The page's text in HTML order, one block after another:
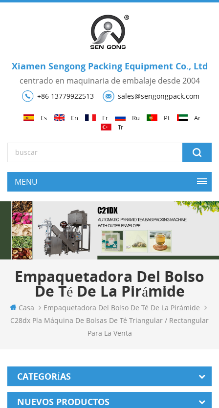
Xiamen Sengong Packing Equipment Co., Ltd
centrado en maquinaria de embalaje desde 2004
+86 13779922513 sales@sengongpack.com
Es En Fr Ru Pt
Ar
Tr
Empaquetadora Del Bolso
De Té De La Pirámide
Casa
Empaquetadora Del Bolso De Té De La Pirámide
C28dx Pla Máquina De Bolsas De Té Triangular / Rectangular
Para La Venta
CATEGORÍAS
NUEVOS PRODUCTOS